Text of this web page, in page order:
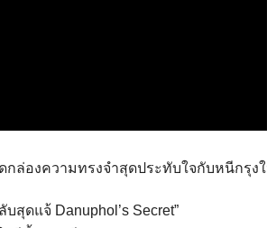
องความทรงจำสุดประทับใจกับหนีกรุง
สุดแจ้ Danuphol’s Secret”